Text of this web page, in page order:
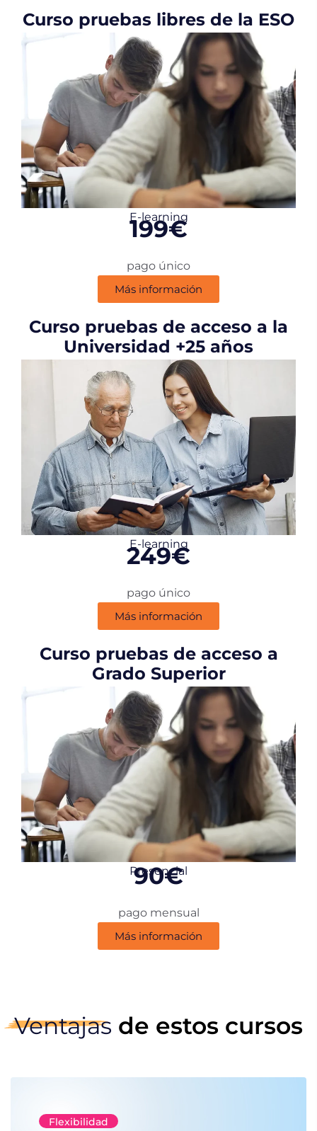
Curso pruebas libres de la ESO
E-learning
199€
pago único
Más información
Curso pruebas de acceso a la
Universidad +25 años
E-learning
249€
pago único
Más información
Curso pruebas de acceso a
Grado Superior
Presencial
90€
pago mensual
Más información
Ventajas de estos cursos
Flexibilidad